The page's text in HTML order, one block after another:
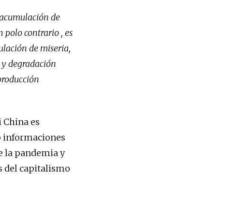
de
polo contrario , es
de miseria,
degradación
es
informaciones
la pandemia y
del capitalismo